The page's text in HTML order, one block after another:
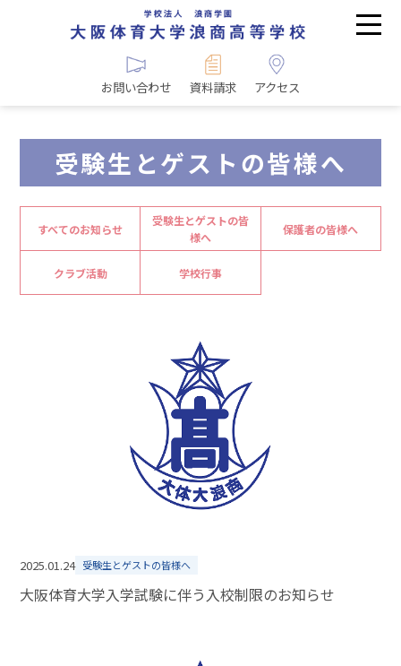
お問い合わせ 資料請求 アクセス
受験生とゲストの皆様へ
すべてのお知らせ
受験生とゲストの皆
様へ
保護者の皆様へ
クラブ活動 学校行事
2025.01.24 受験生とゲストの皆様へ
大阪体育大学入学試験に伴う入校制限のお知らせ